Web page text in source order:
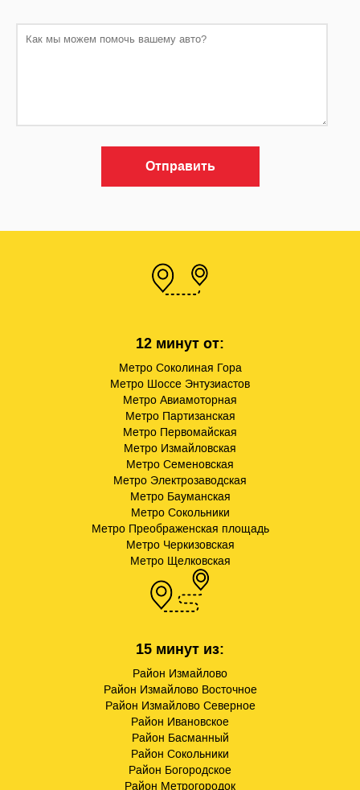
Отправить
12 минут от:
Метро Соколиная Гора
Метро Шоссе Энтузиастов
Метро Авиамоторная
Метро Партизанская
Метро Первомайская
Метро Измайловская
Метро Семеновская
Метро Электрозаводская
Метро Бауманская
Метро Сокольники
Метро Преображенская площадь
Метро Черкизовская
Метро Щелковская
15 минут из:
Район Измайлово
Район Измайлово Восточное
Район Измайлово Северное
Район Ивановское
Район Басманный
Район Сокольники
Район Богородское
Район Метрогородок